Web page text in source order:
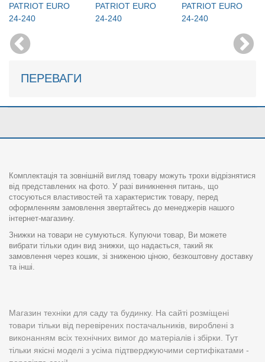
PATRIOT EURO
24-240
PATRIOT EURO
24-240
PATRIOT EURO
24-240
ПЕРЕВАГИ
Комплектація та зовнішній вигляд товару можуть трохи відрізнятися
від представлених на фото. У разі виникнення питань, що
стосуються властивостей та характеристик товару, перед
оформленням замовлення звертайтесь до менеджерів нашого
інтернет-магазину.
Знижки на товари не сумуються. Купуючи товар, Ви можете
вибрати тільки один вид знижки, що надається, такий як
замовлення через кошик, зі зниженою ціною, безкоштовну доставку
та інші.
Магазин техніки для саду та будинку. На сайті розміщені
товари тільки від перевірених постачальників, вироблені з
виконанням всіх технічних вимог до матеріалів і збірки. Тут
тільки якісні моделі з усіма підтверджуючими сертифікатами -